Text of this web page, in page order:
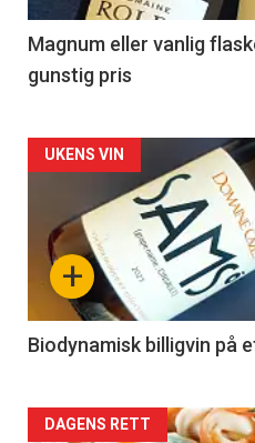
3
Magnum eller vanlig
gunstig pris
Forsiden
akkurat
nå
4
+
UKENS VIN
Biodynamisk billigvin på
Forsiden
DAGENS RETT